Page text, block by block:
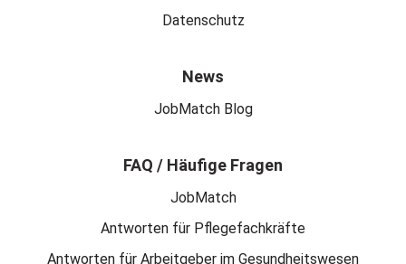
Datenschutz
News
JobMatch Blog
FAQ / Häufige Fragen
JobMatch
Antworten für Pflegefachkräfte
Antworten für Arbeitgeber im Gesundheitswesen